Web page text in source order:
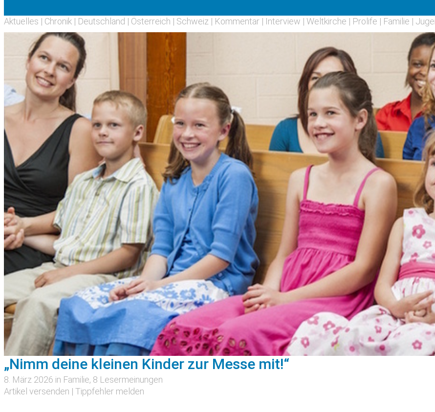
Aktuelles | Chronik | Deutschland | Österreich | Schweiz | Kommentar | Interview | Weltkirche | Prolife | Familie |
„Nimm deine kleinen Kinder zur Messe mit!“
8. März 2026 in Familie, 8 Lesermeinungen
Artikel versenden | Tippfehler melden